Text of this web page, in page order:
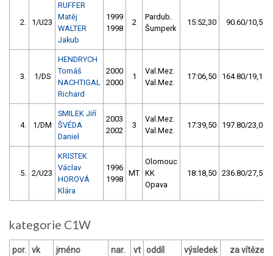
2. 1/U23
RUFFER
Matěj
WALTER
Jakub
1999
1998
2
Pardub.
Šumperk
15:52,30 90.60/10,5
3. 1/DS
HENDRYCH
Tomáš
NACHTIGAL
Richard
2000
2000
1
Val.Mez.
Val.Mez.
17:06,50 164.80/19,1
4. 1/DM
SMILEK Jiří
ŠVÉDA
Daniel
2003
2002
3
Val.Mez.
Val.Mez.
17:39,50 197.80/23,0
5. 2/U23
KRISTEK
Václav
HOROVÁ
Klára
1996
1998
MT
Olomouc
KK
Opava
18:18,50 236.80/27,5
kategorie C1W
por. vk jméno nar. vt oddíl výsledek
za vítězem